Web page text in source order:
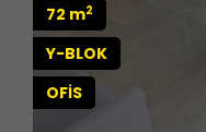
72 m2
Y-BLOK
OFİS